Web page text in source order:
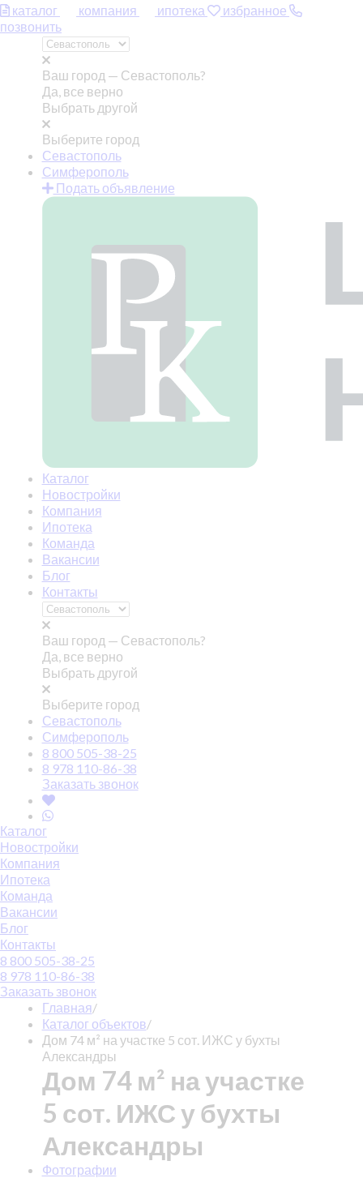
каталог компания ипотека
избранное
позвонить
Ваш город — Севастополь?
Да, все верно
Выбрать другой
Выберите город
Севастополь
Симферополь
Подать объявление
Каталог
Новостройки
Компания
Ипотека
Команда
Вакансии
Блог
Контакты
Ваш город — Севастополь?
Да, все верно
Выбрать другой
Выберите город
Севастополь
Симферополь
8 800 505-38-25
8 978 110-86-38
Заказать звонок
Каталог
Новостройки
Компания
Ипотека
Команда
Вакансии
Блог
Контакты
8 800 505-38-25
8 978 110-86-38
Заказать звонок
Главная/
Каталог объектов/
Дом 74 м² на участке 5 сот. ИЖС у бухты
Александры
Дом 74 м² на участке
5 сот. ИЖС у бухты
Александры
Фотографии